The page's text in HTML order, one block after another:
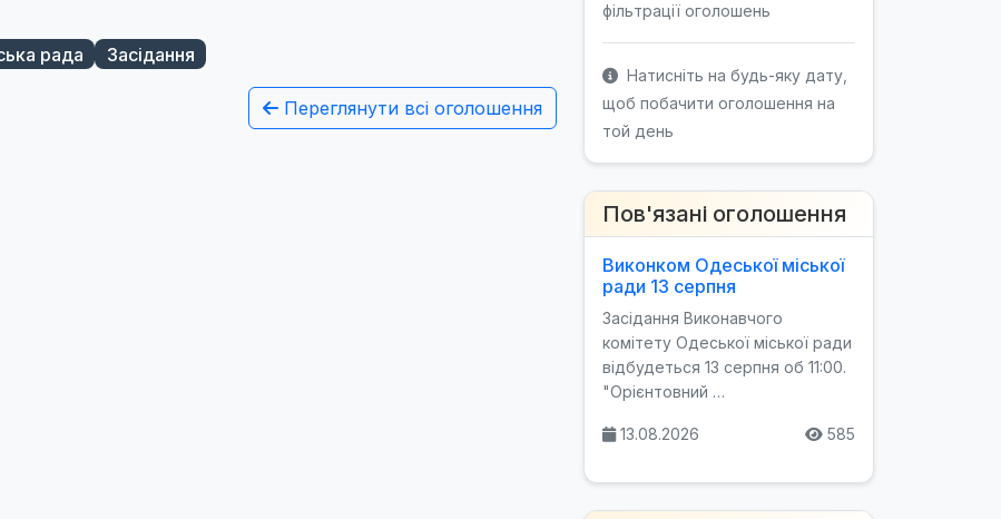
рада Засідання
Переглянути всі оголошення
фільтрації оголошень
Натисніть на будь-яку дату,
щоб побачити оголошення на
той день
Пов'язані оголошення
Виконком Одеської міської
ради 13 серпня
Засідання Виконавчого
комітету Одеської міської ради
відбудеться 13 серпня об 11:00.
"Орієнтовний …
13.08.2026 585